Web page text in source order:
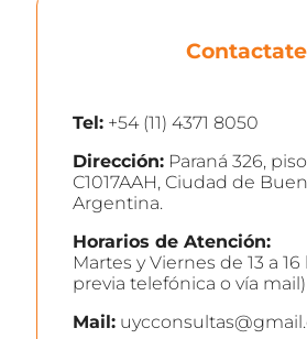
Contactate
Tel: +54 (11) 4371 8050
Dirección: Paraná 326,
C1017AAH, Ciudad de
Argentina.
Horarios de Atención:
Martes y Viernes de 13 a
previa telefónica o vía mail)
Mail: